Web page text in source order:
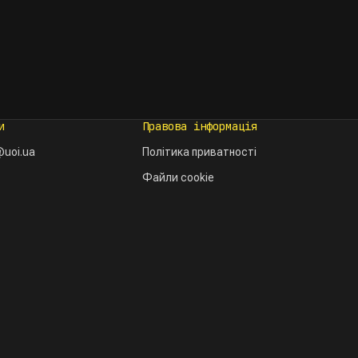
Правова інформація
Політика приватності
Файли cookie